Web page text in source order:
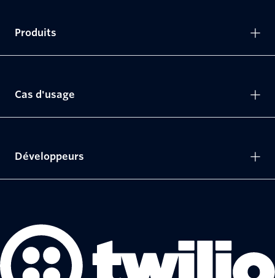
Produits
Cas d'usage
Développeurs